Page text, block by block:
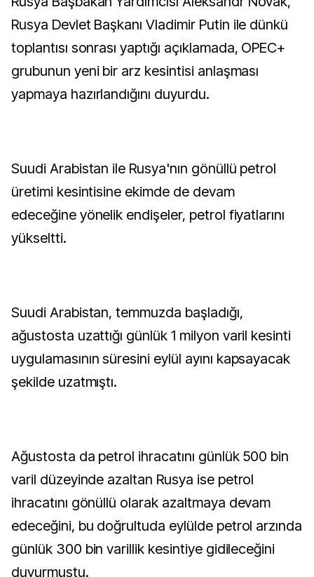
Rusya Devlet Başkanı Vladimir Putin ile dünkü
toplantısı sonrası yaptığı açıklamada, OPEC+
grubunun yeni bir arz kesintisi anlaşması
yapmaya hazırlandığını duyurdu.
Suudi Arabistan ile Rusya'nın gönüllü petrol
üretimi kesintisine ekimde de devam
edeceğine yönelik endişeler, petrol fiyatlarını
yükseltti.
Suudi Arabistan, temmuzda başladığı,
ağustosta uzattığı günlük 1 milyon varil kesinti
uygulamasının süresini eylül ayını kapsayacak
şekilde uzatmıştı.
Ağustosta da petrol ihracatını günlük 500 bin
varil düzeyinde azaltan Rusya ise petrol
ihracatını gönüllü olarak azaltmaya devam
edeceğini, bu doğrultuda eylülde petrol arzında
günlük 300 bin varillik kesintiye gidileceğini
duyurmuştu.